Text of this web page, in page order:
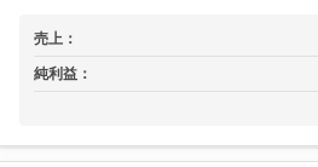
売上：
純利益：